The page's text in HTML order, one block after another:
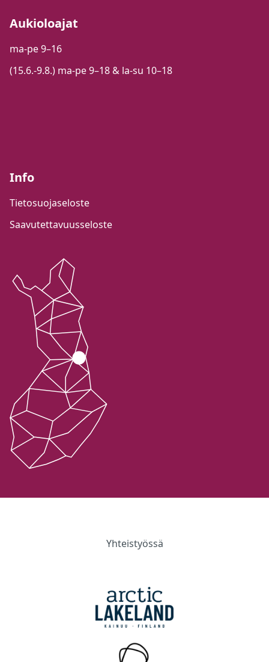
Aukioloajat
ma-pe 9–16
(15.6.-9.8.) ma-pe 9–18 & la-su 10–18
Info
Tietosuojaseloste
Saavutettavuusseloste
Yhteistyössä